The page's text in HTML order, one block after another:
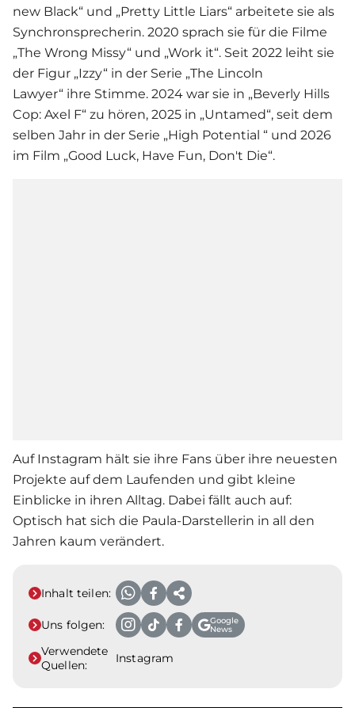
new Black“ und „Pretty Little Liars“ arbeitete sie als
Synchronsprecherin. 2020 sprach sie für die Filme
„The Wrong Missy“ und „Work it“. Seit 2022 leiht sie
der Figur „Izzy“ in der Serie „The Lincoln
Lawyer“ ihre Stimme. 2024 war sie in „Beverly Hills
Cop: Axel F“ zu hören, 2025 in „Untamed“, seit dem
selben Jahr in der Serie „High Potential “ und 2026
im Film „Good Luck, Have Fun, Don't Die“.
Auf Instagram hält sie ihre Fans über ihre neuesten
Projekte auf dem Laufenden und gibt kleine
Einblicke in ihren Alltag. Dabei fällt auch auf:
Optisch hat sich die Paula-Darstellerin in all den
Jahren kaum verändert.
Inhalt teilen:
Uns folgen:
Google
News
Verwendete
Quellen:
Instagram